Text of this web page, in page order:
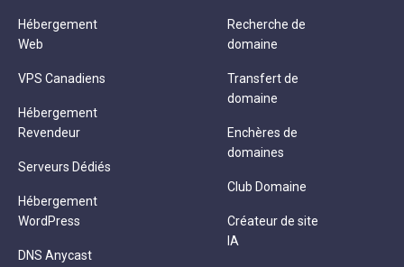
Hébergement
Web
VPS Canadiens
Hébergement
Revendeur
Serveurs Dédiés
Hébergement
WordPress
DNS Anycast
Recherche de
domaine
Transfert de
domaine
Enchères de
domaines
Club Domaine
Créateur de site
IA